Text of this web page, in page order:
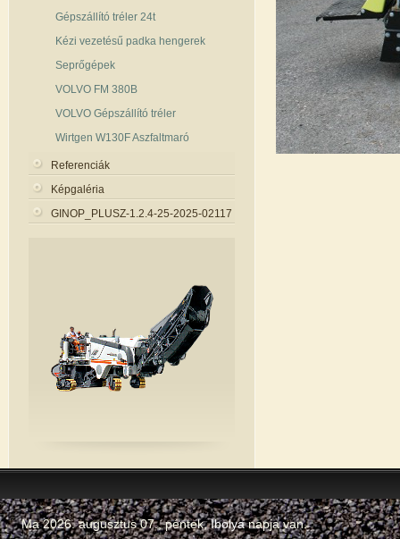
Gépszállító tréler 24t
Kézi vezetésű padka hengerek
Seprőgépek
VOLVO FM 380B
VOLVO Gépszállító tréler
Wirtgen W130F Aszfaltmaró
Referenciák
Képgaléria
GINOP_PLUSZ-1.2.4-25-2025-02117
Ma 2026. augusztus 07., péntek,Ibolyanapja van.